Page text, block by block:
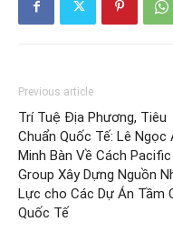
Previous article
Trí Tuệ Địa Phương, Tiêu
Chuẩn Quốc Tế: Lê Ngọc
Minh Bàn Về Cách Pacific
Group Xây Dựng Nguồn
Lực cho Các Dự Án Tầm
Quốc Tế